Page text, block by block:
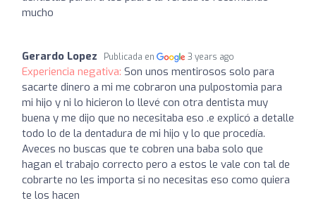
mucho
Gerardo Lopez Publicada en 3 years ago
Experiencia negativa: Son unos mentirosos solo para
sacarte dinero a mi me cobraron una pulpostomia para
mi hijo y ni lo hicieron lo llevé con otra dentista muy
buena y me dijo que no necesitaba eso .e explicó a detalle
todo lo de la dentadura de mi hijo y lo que procedía.
Aveces no buscas que te cobren una baba solo que
hagan el trabajo correcto pero a estos le vale con tal de
cobrarte no les importa si no necesitas eso como quiera
te los hacen